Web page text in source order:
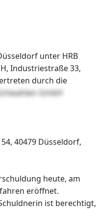
unter HRB
Industriestraße 33,
durch die
GmbH
40479 Düsseldorf,
heute, am
eröffnet.
ist berechtigt,